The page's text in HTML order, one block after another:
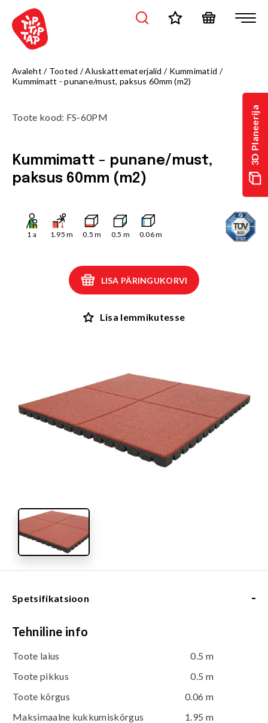
3D Planeerija
Avaleht / Tooted /Aluskattematerjalid / Kummimatid /
Kummimatt - punane/must, paksus 60mm (m2)
Toote kood: FS-60PM
Kummimatt - punane/must,
paksus 60mm (m2)
1 a 1.95 m 0.5 m 0.5 m 0.06m
LISA PÄRINGUKORVI
Lisa lemmikutesse
Spetsifikatsioon -
Tehniline info
Toote laius
0.5 m
Toote pikkus
0.5 m
Toote kõrgus
0.06 m
Maksimaalne kukkumiskõrgus
1.95 m